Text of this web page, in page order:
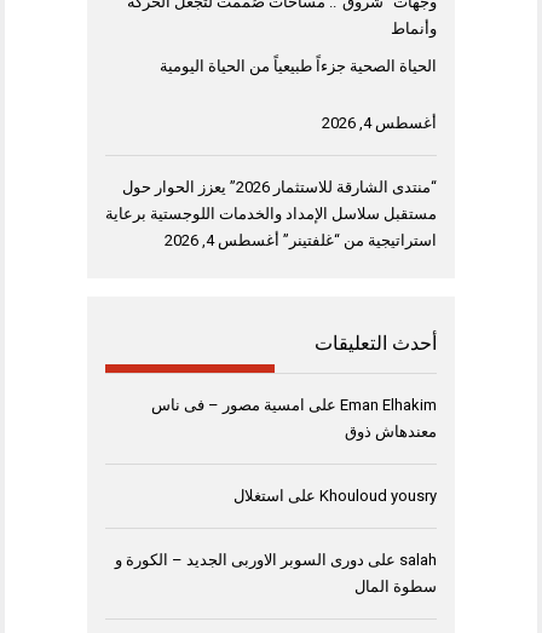
وأنماط
الحياة الصحية جزءاً طبيعياً من الحياة اليومية
أغسطس 4, 2026
“منتدى الشارقة للاستثمار 2026” يعزز الحوار حول
مستقبل سلاسل الإمداد والخدمات اللوجستية برعاية
استراتيجية من “غلفتينر” أغسطس 4, 2026
أحدث التعليقات
Eman Elhakim على امسية مصور – فى ناس
معندهاش ذوق
Khouloud yousry على استغلال
salah على دورى السوبر الاوربى الجديد – الكورة و
سطوة المال